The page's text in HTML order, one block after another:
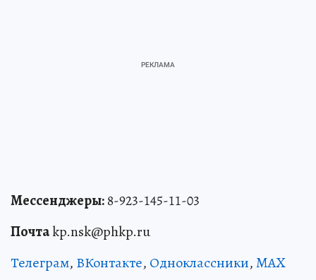
Мессенджеры:8-923-145-11-03
Почтаkp.nsk@phkp.ru
Телеграм, ВКонтакте, Одноклассники,MAX